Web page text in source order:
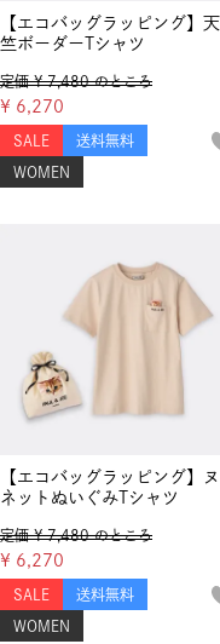
【エコバッグラッピング】天
竺ボーダーTシャツ
定価 ¥ 7,480 のところ
¥ 6,270
SALE 送料無料
WOMEN
【エコバッグラッピング】ヌ
ネットぬいぐみTシャツ
定価 ¥ 7,480 のところ
¥ 6,270
SALE 送料無料
WOMEN